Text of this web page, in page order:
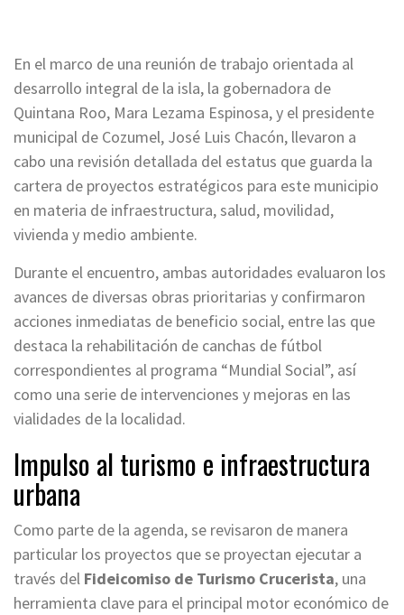
En el marco de una reunión de trabajo orientada al
desarrollo integral de la isla, la gobernadora de
Quintana Roo, Mara Lezama Espinosa, y el presidente
municipal de Cozumel, José Luis Chacón, llevaron a
cabo una revisión detallada del estatus que guarda la
cartera de proyectos estratégicos para este municipio
en materia de infraestructura, salud, movilidad,
vivienda y medio ambiente.
Durante el encuentro, ambas autoridades evaluaron los
avances de diversas obras prioritarias y confirmaron
acciones inmediatas de beneficio social, entre las que
destaca la rehabilitación de canchas de fútbol
correspondientes al programa “Mundial Social”, así
como una serie de intervenciones y mejoras en las
vialidades de la localidad.
Impulso al turismo e infraestructura
urbana
Como parte de la agenda, se revisaron de manera
particular los proyectos que se proyectan ejecutar a
través del Fideicomiso de Turismo Crucerista, una
herramienta clave para el principal motor económico de